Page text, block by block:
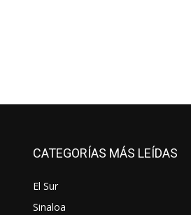
CATEGORÍAS MÁS LEÍDAS
El Sur
Sinaloa